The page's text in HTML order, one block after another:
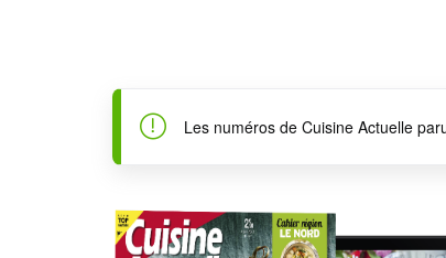
Les numéros de Cuisine Actuelle